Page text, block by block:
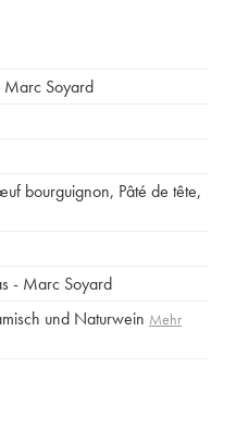
Marc Soyard
bourguignon, Pâté de tête,
- Marc Soyard
und Naturwein Mehr